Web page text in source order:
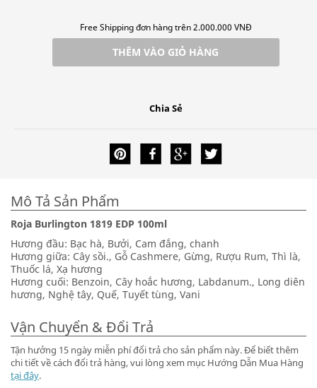
Free Shipping đơn hàng trên 2.000.000 VNĐ
THÊM VÀO GIỎ HÀNG
Chia Sẻ
Mô Tả Sản Phẩm
Roja Burlington 1819 EDP 100ml
Hương đầu: Bạc hà, Bưởi, Cam đắng, chanh
Hương giữa: Cây sồi., Gỗ Cashmere, Gừng, Rượu Rum, Thì là,
Thuốc lá, Xạ hương
Hương cuối: Benzoin, Cây hoắc hương, Labdanum., Long diên
hương, Nghệ tây, Quế, Tuyết tùng, Vani
Vận Chuyển & Đổi Trả
Tận hưởng 15 ngày miễn phí đổi trả cho sản phẩm này. Để biết thêm
chi tiết về cách đổi trả hàng, vui lòng xem mục Hướng Dẫn Mua Hàng
tại đây.